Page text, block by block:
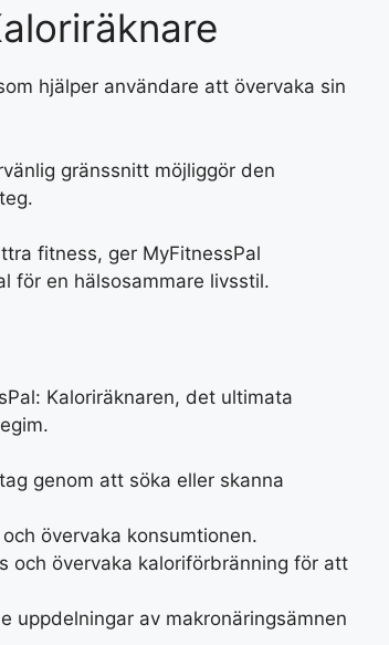
hjälper användare att övervaka sin
gränssnitt möjliggör den
fitness, ger MyFitnessPal
för en hälsosammare livsstil.
Kaloriräknaren, det ultimata
genom att söka eller skanna
övervaka konsumtionen.
och övervaka kaloriförbränning för att
uppdelningar av makronäringsämnen